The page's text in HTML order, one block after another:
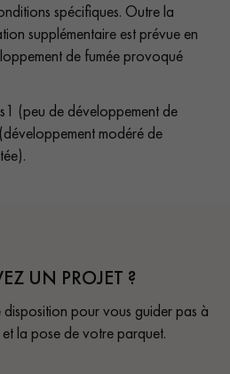
spécifiques. Outre la
supplémentaire est prévue en
de fumée provoqué
(peu de développement de
modéré de
UN PROJET ?
pour vous guider pas à
la pose de votre parquet.